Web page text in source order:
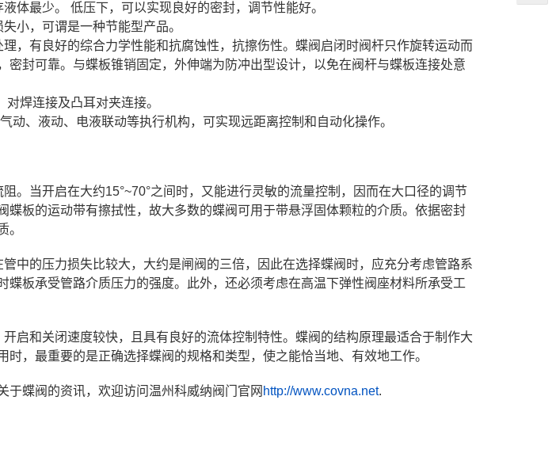
体最少。 低压下，可以实现良好的密封，调节性能好。
小，可谓是一种节能型产品。
，有良好的综合力学性能和抗腐蚀性，抗擦伤性。蝶阀启闭时阀杆只作旋转运动而
密封可靠。与蝶板锥销固定，外伸端为防冲出型设计，以免在阀杆与蝶板连接处意
焊连接及凸耳对夹连接。
动、液动、电液联动等执行机构，可实现远距离控制和自动化操作。
。当开启在大约15°~70°之间时，又能进行灵敏的流量控制，因而在大口径的调节
蝶板的运动带有擦拭性，故大多数的蝶阀可用于带悬浮固体颗粒的介质。依据密封
。
中的压力损失比较大，大约是闸阀的三倍，因此在选择蝶阀时，应充分考虑管路系
蝶板承受管路介质压力的强度。此外，还必须考虑在高温下弹性阀座材料所承受工
启和关闭速度较快，且具有良好的流体控制特性。蝶阀的结构原理最适合于制作大
时，最重要的是正确选择蝶阀的规格和类型，使之能恰当地、有效地工作。
于蝶阀的资讯，欢迎访问温州科威纳阀门官网 http://www.covna.net.